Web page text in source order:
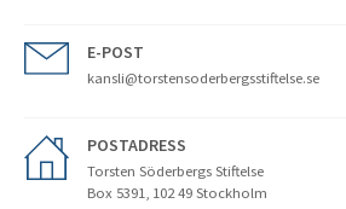
E-POST
kansli@torstensoderbergsstiftelse.se
POSTADRESS
Torsten Söderbergs Stiftelse
Box 5391, 102 49 Stockholm